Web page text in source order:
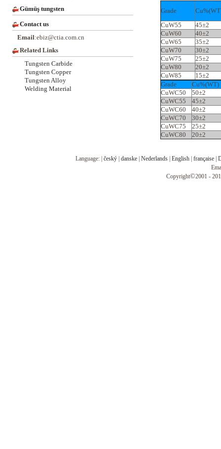
Gümüş tungsten
Contact us
Email:ebiz@ctia.com.cn
Related Links
Tungsten Carbide
Tungsten Copper
Tungsten Alloy
Welding Material
Grade
CuW55
45±2
CuW60
40±2
CuW65
35±2
CuW70
30±2
CuW75
25±2
CuW80
20±2
CuW85
15±2
Grade
Cu%(WT)
CuWC50
50±2
CuWC55
45±2
CuWC60
40±2
CuWC70
30±2
CuWC75
25±2
CuWC80
20±2
Language: | český| danske| Nederlands| English| française|
Copyright©2001 -